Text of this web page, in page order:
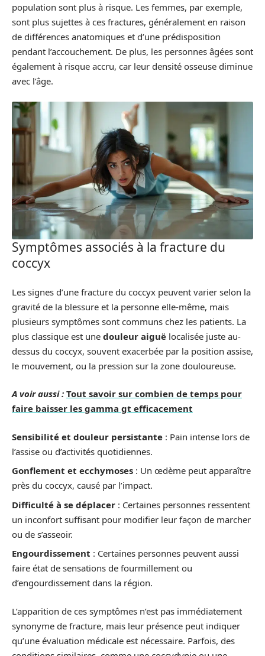
population sont plus à risque. Les femmes, par exemple,
sont plus sujettes à ces fractures, généralement en raison
de différences anatomiques et d’une prédisposition
pendant l’accouchement. De plus, les personnes âgées sont
également à risque accru, car leur densité osseuse diminue
avec l’âge.
Symptômes associés à la fracture du
coccyx
Les signes d’une fracture du coccyx peuvent varier selon la
gravité de la blessure et la personne elle-même, mais
plusieurs symptômes sont communs chez les patients. La
plus classique est une douleur aiguë localisée juste au-
dessus du coccyx, souvent exacerbée par la position assise,
le mouvement, ou la pression sur la zone douloureuse.
A voir aussi : Tout savoir sur combien de temps pour
faire baisser les gamma gt efficacement
Sensibilité et douleur persistante : Pain intense lors de
l’assise ou d’activités quotidiennes.
Gonflement et ecchymoses : Un œdème peut apparaître
près du coccyx, causé par l’impact.
Difficulté à se déplacer : Certaines personnes ressentent
un inconfort suffisant pour modifier leur façon de marcher
ou de s’asseoir.
Engourdissement : Certaines personnes peuvent aussi
faire état de sensations de fourmillement ou
d’engourdissement dans la région.
L’apparition de ces symptômes n’est pas immédiatement
synonyme de fracture, mais leur présence peut indiquer
qu’une évaluation médicale est nécessaire. Parfois, des